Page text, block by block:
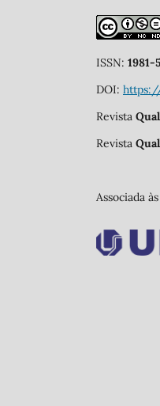
ISSN: 1981-
DOI:
Revista
Revista
Associada